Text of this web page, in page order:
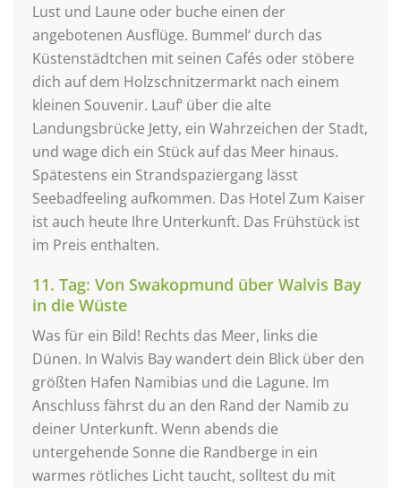
Lust und Laune oder buche einen der
angebotenen Ausflüge. Bummel‘ durch das
Küstenstädtchen mit seinen Cafés oder stöbere
dich auf dem Holzschnitzermarkt nach einem
kleinen Souvenir. Lauf‘ über die alte
Landungsbrücke Jetty, ein Wahrzeichen der Stadt,
und wage dich ein Stück auf das Meer hinaus.
Spätestens ein Strandspaziergang lässt
Seebadfeeling aufkommen. Das Hotel Zum Kaiser
ist auch heute Ihre Unterkunft. Das Frühstück ist
im Preis enthalten.
11. Tag: Von Swakopmund über Walvis Bay
in die Wüste
Was für ein Bild! Rechts das Meer, links die
Dünen. In Walvis Bay wandert dein Blick über den
größten Hafen Namibias und die Lagune. Im
Anschluss fährst du an den Rand der Namib zu
deiner Unterkunft. Wenn abends die
untergehende Sonne die Randberge in ein
warmes rötliches Licht taucht, solltest du mit